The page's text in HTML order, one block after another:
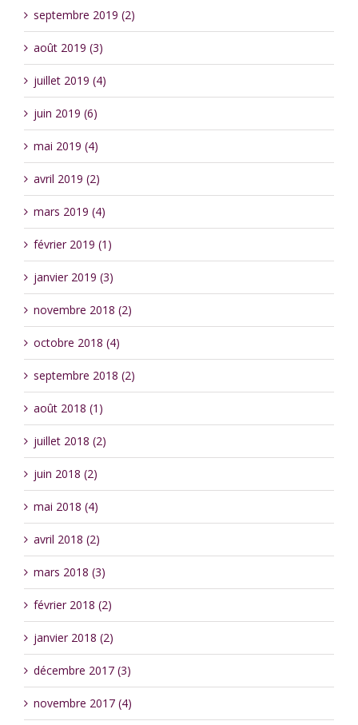
septembre 2019 (2)
août 2019 (3)
juillet 2019 (4)
juin 2019 (6)
mai 2019 (4)
avril 2019 (2)
mars 2019 (4)
février 2019 (1)
janvier 2019 (3)
novembre 2018 (2)
octobre 2018 (4)
septembre 2018 (2)
août 2018 (1)
juillet 2018 (2)
juin 2018 (2)
mai 2018 (4)
avril 2018 (2)
mars 2018 (3)
février 2018 (2)
janvier 2018 (2)
décembre 2017 (3)
novembre 2017 (4)